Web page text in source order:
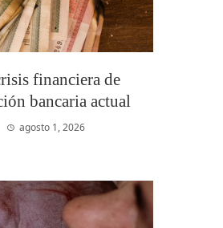
financiera de
bancaria actual
agosto 1, 2026